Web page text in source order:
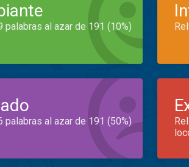
palabras al azar de 191 (10%)
palabras al azar de 191 (50%)